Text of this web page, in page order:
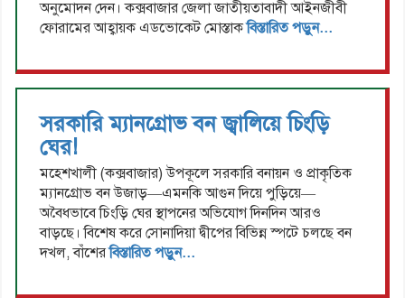
অনুমোদন দেন। কক্সবাজার জেলা জাতীয়তাবাদী আইনজীবী
ফোরামের আহ্বায়ক এডভোকেট মোস্তাকবিস্তারিত পড়ুন...
সরকারি ম্যানগ্রোভ বন জ্বালিয়ে চিংড়ি
ঘের!
মহেশখালী (কক্সবাজার) উপকূলে সরকারি বনায়ন ও প্রাকৃতিক
ম্যানগ্রোভ বন উজাড়—এমনকি আগুন দিয়ে পুড়িয়ে—
অবৈধভাবে চিংড়ি ঘের স্থাপনের অভিযোগ দিনদিন আরও
বাড়ছে। বিশেষ করে সোনাদিয়া দ্বীপের বিভিন্ন স্পটে চলছে বন
দখল, বাঁশেরবিস্তারিত পড়ুন...